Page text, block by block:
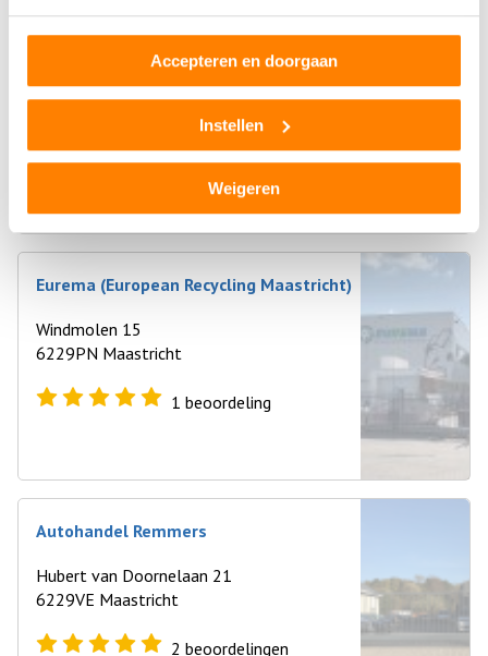
Accepteren en doorgaan
Instellen
Weigeren
Autohandel Ritterbex
Hubert van Doornelaan 69
6229 VJ Maastricht
0beoordelingen
Eurema (European Recycling Maastricht)
Windmolen 15
6229PN Maastricht
1 beoordeling
Autohandel Remmers
Hubert van Doornelaan 21
6229VE Maastricht
2 beoordelingen